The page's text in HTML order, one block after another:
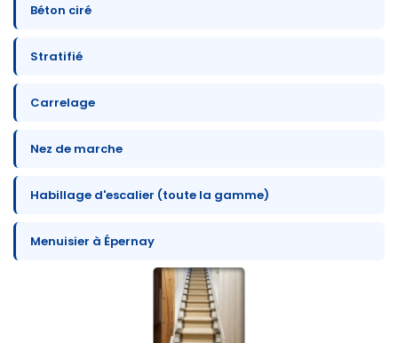
Béton ciré
Stratifié
Carrelage
Nez de marche
Habillage d'escalier (toute la gamme)
Menuisier à Épernay